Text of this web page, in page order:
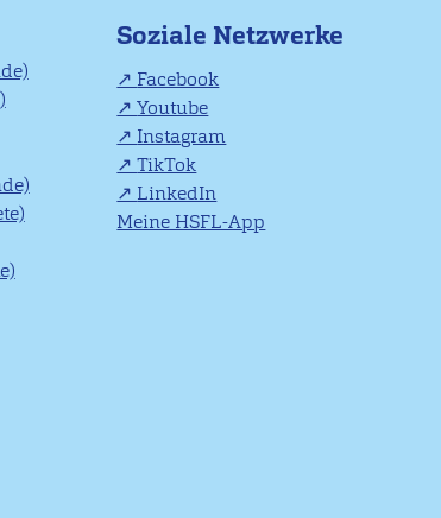
Soziale Netzwerke
Facebook
Youtube
Instagram
TikTok
LinkedIn
Meine HSFL-App